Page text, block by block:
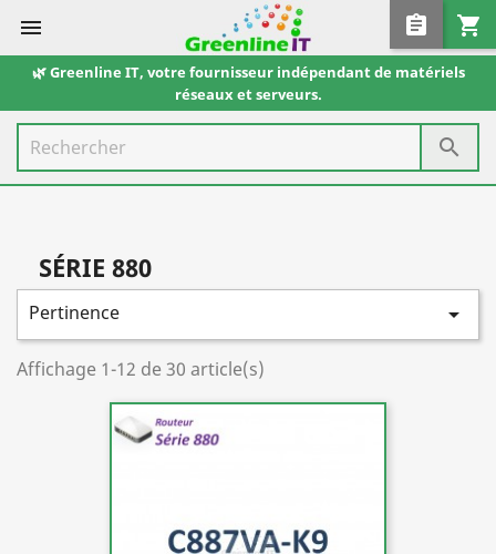
 shopping_cart
assignment
🌿 Greenline IT, votre fournisseur indépendant de matériels
réseaux et serveurs.

SÉRIE 880
Pertinence 
Affichage 1-12 de 30 article(s)